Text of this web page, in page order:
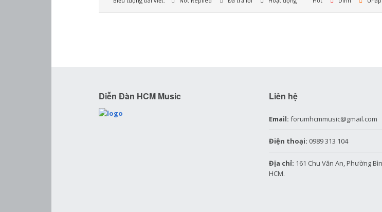
Diễn Đàn HCM Music Liên hệ
Email: forumhcmmusic@gmail.com
Điện thoại: 0989 313 104
Địa chỉ: 161 Chu Văn An, Phường
HCM.